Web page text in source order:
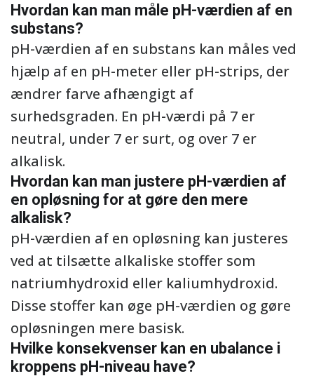
Hvordan kan man måle pH-værdien af en
substans?
pH-værdien af en substans kan måles ved
hjælp af en pH-meter eller pH-strips, der
ændrer farve afhængigt af
surhedsgraden. En pH-værdi på 7 er
neutral, under 7 er surt, og over 7 er
alkalisk.
Hvordan kan man justere pH-værdien af
en opløsning for at gøre den mere
alkalisk?
pH-værdien af en opløsning kan justeres
ved at tilsætte alkaliske stoffer som
natriumhydroxid eller kaliumhydroxid.
Disse stoffer kan øge pH-værdien og gøre
opløsningen mere basisk.
Hvilke konsekvenser kan en ubalance i
kroppens pH-niveau have?